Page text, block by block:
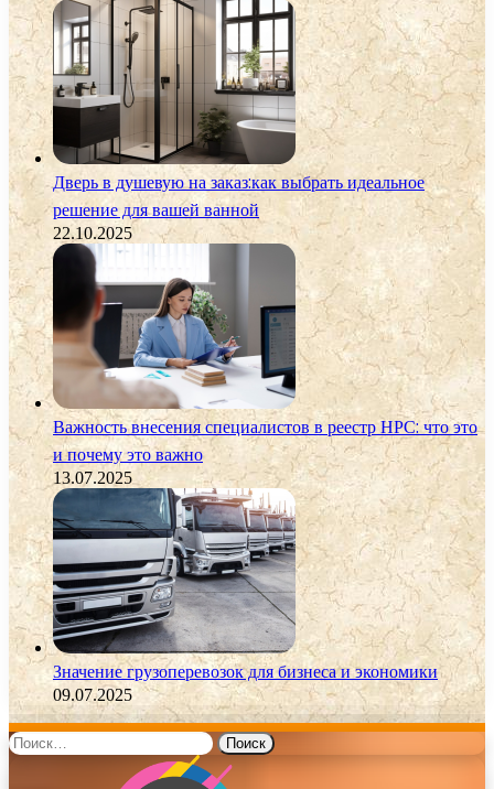
Дверь в душевую на заказ:как выбрать идеальное
решение для вашей ванной
22.10.2025
Важность внесения специалистов в реестр НРС: что это
и почему это важно
13.07.2025
Значение грузоперевозок для бизнеса и экономики
09.07.2025
Найти: